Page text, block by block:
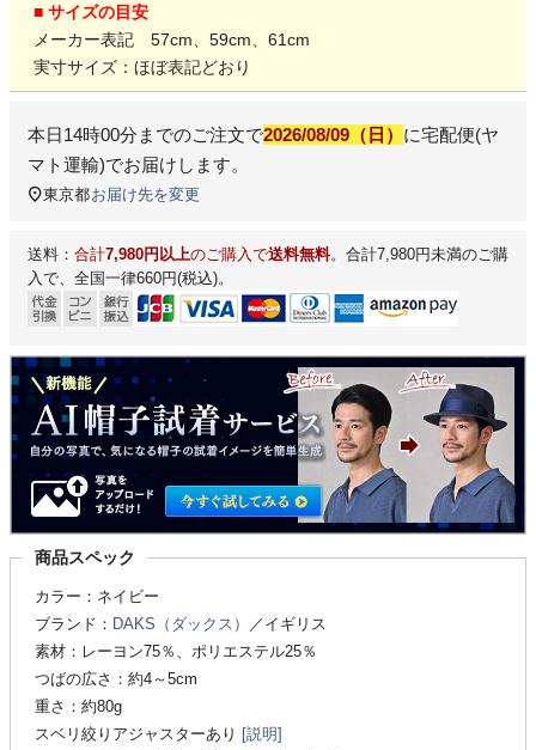
■ サイズの目安
メーカー表記 57cm、59cm、61cm
実寸サイズ：ほぼ表記どおり
本日14時00分 までのご注文で2026/08/09（日） に宅配便(ヤ
マト運輸)でお届けします。
東京都お届け先を変更
送料： 合計7,980円以上のご購入で送料無料。合計7,980円未満のご購
入で、全国一律660円(税込)。
商品スペック
カラー：ネイビー
ブランド： DAKS（ダックス）
／イギリス
素材：レーヨン75％、ポリエステル25％
つばの広さ：約4～5cm
重さ：約80g
スベリ絞りアジャスターあり [説明]